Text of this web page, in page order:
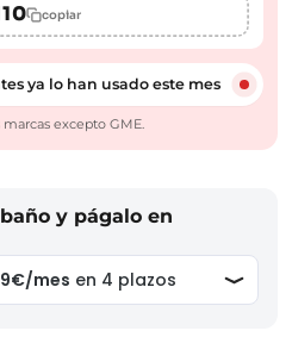
copiar
ya lo han usado este mes
excepto GME.
y págalo en